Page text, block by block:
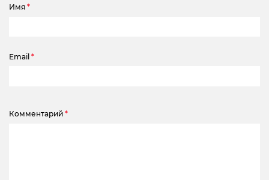
Имя *
Email *
Комментарий *